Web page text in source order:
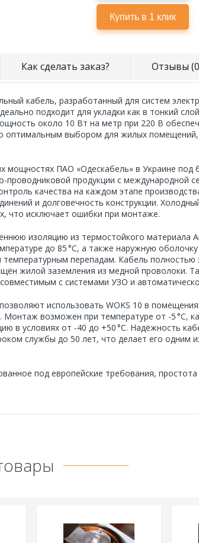
Как сделать заказ? Отзывы
кабель, разработанный для систем
подходит для укладки как в тонкий
около 10 Вт на метр при 220 В
оптимальным выбором для жилых
мощностях ПАО «Одескабель» в Украине под
проводниковой продукции с международной
качества на каждом этапе
и долговечность конструкции.
что исключает ошибки при монтаже.
изоляцию из термостойкого материала
до 85 °C, а также наружную оболочку
перепадам. Кабель полностью
жилой заземления из медной проволоки.
с системами УЗО и
использовать WOKS 10 в
возможен при температуре от -5 °C,
в условиях от -40 до +50 °C. Надёжность
службы до 50 лет, что делает его одним
под европейские требования,